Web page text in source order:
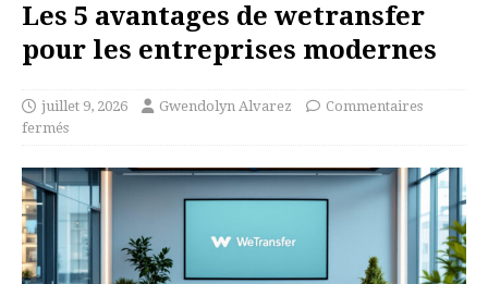
Les 5 avantages de wetransfer
pour les entreprises modernes
juillet 9, 2026 Gwendolyn Alvarez
Commentaires
fermés